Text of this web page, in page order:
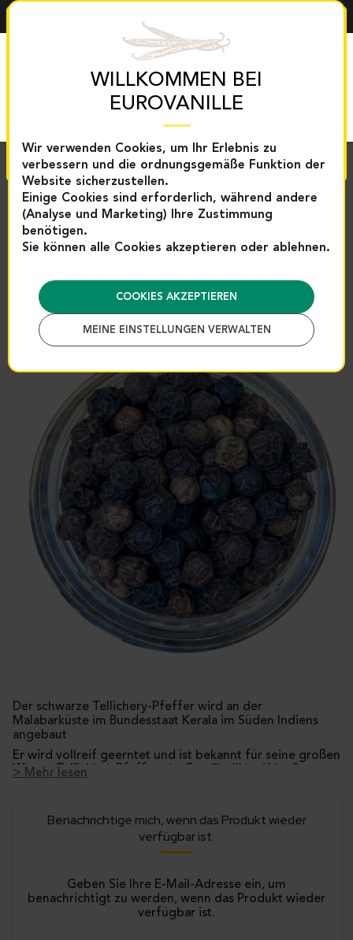
WILLKOMMEN BEI
EUROVANILLE
Wir verwenden Cookies, um Ihr Erlebnis zu
verbessern und die ordnungsgemäße Funktion der
Website sicherzustellen.
Einige Cookies sind erforderlich, während andere
(Analyse und Marketing) Ihre Zustimmung
benötigen.
Sie können alle Cookies akzeptieren oder ablehnen.
COOKIES AKZEPTIEREN
MEINE EINSTELLUNGEN VERWALTEN
Zurück
Startseite Gewürze und Backhilfen
Auswahl Küche
Pfeffer und Fleur de Sel
Tellichery-Pfeffer – 250 g |
Tellichery-Pfeffer – 250 g |
Referenz : 3048
Der schwarze Tellichery-Pfeffer wird an der
Malabarküste im Bundesstaat Kerala im Süden Indiens
angebaut
Er wird vollreif geerntet und ist bekannt für seine großen
Körner und sein intensives Aroma. Ein seltener, warmer
Warum Tellichery-Pfeffer von Eurovanille wählen?
Intensives Aroma:holzig, harzig, leicht zitrusartig
Ausgeprägte, elegante Schärfe:
> Mehr lesen
Benachrichtige mich, wenn das Produkt wieder
verfügbar ist.
Geben Sie Ihre E-Mail-Adresse ein, um
benachrichtigt zu werden, wenn das Produkt wieder
verfügbar ist.
Welcome to our site
We have detected that the language of your
browser is different from the current language of
the site. Would you like to go to our site in French?
YES NO